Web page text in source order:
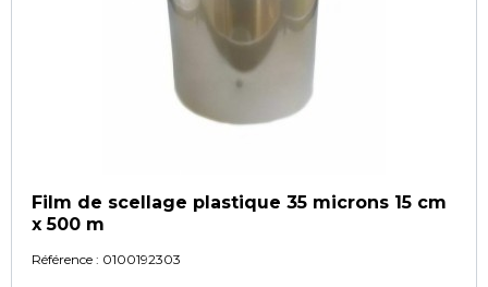
Film de scellage plastique 35 microns 15 cm
x 500 m
Référence : 0100192303